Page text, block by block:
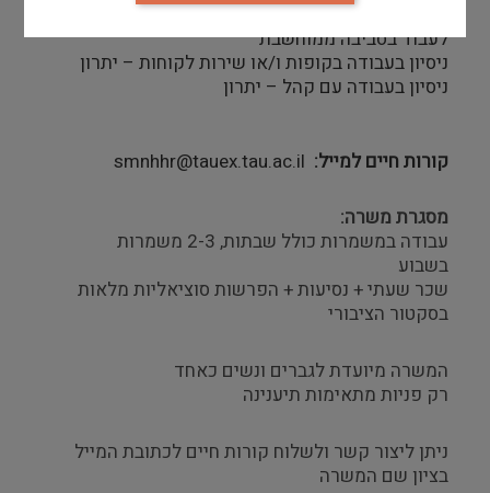
ידע בתוכנות אופיס ברמה גבוהה – יכולת טכנולוגית
לעבוד בסביבה ממוחשבת
ניסיון בעבודה בקופות ו/או שירות לקוחות – יתרון
ניסיון בעבודה עם קהל – יתרון
קורות חיים למייל smnhhr@tauex.tau.ac.il
מסגרת משרה:
עבודה במשמרות כולל שבתות, 2-3 משמרות
בשבוע
שכר שעתי + נסיעות + הפרשות סוציאליות מלאות
בסקטור הציבורי
המשרה מיועדת לגברים ונשים כאחד
רק פניות מתאימות תיענינה
ניתן ליצור קשר ולשלוח קורות חיים לכתובת המייל
בציון שם המשרה